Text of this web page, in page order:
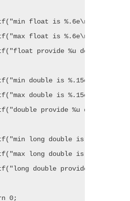
float is %.6e\n",
float is %.6e\n",
provide %u decimal
double is
double is %.15e\n",
provide %u decimal
long double is %.18Le\n",
long double is %.18Le\n",
double provide %u
0;